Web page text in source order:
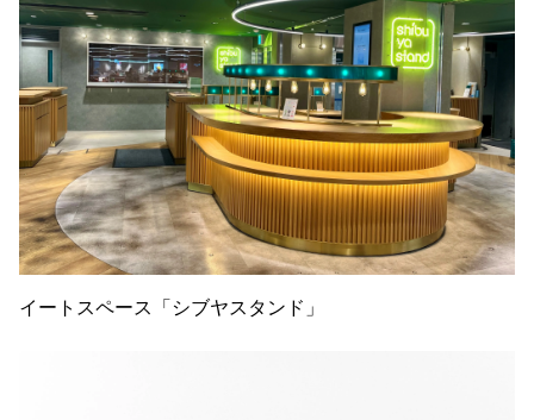
イートスペース「シブヤスタンド」